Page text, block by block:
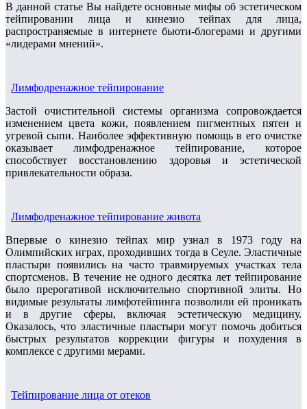
В данной статье Вы найдете основные мифы об эстетическом
тейпировании лица и кинезио тейпах для лица,
распространяемые в интернете бьюти-блогерами и другими
«лидерами мнений».
Лимфодренажное тейпирование
Застой очистительной системы организма сопровождается
изменением цвета кожи, появлением пигментных пятен и
угревой сыпи. Наиболее эффективную помощь в его очистке
оказывает лимфодренажное тейпирование, которое
способствует восстановлению здоровья и эстетической
привлекательности образа.
Лимфодренажное тейпирование живота
Впервые о кинезио тейпах мир узнал в 1973 году на
Олимпийских играх, проходивших тогда в Сеуле. Эластичные
пластыри появились на часто травмируемых участках тела
спортсменов. В течение не одного десятка лет тейпирование
было прерогативой исключительно спортивной элиты. Но
видимые результаты лимфотейпинга позволили ей проникать
и в другие сферы, включая эстетическую медицину.
Оказалось, что эластичные пластыри могут помочь добиться
быстрых результатов коррекции фигуры и похудения в
комплексе с другими мерами.
Тейпирование лица от отеков